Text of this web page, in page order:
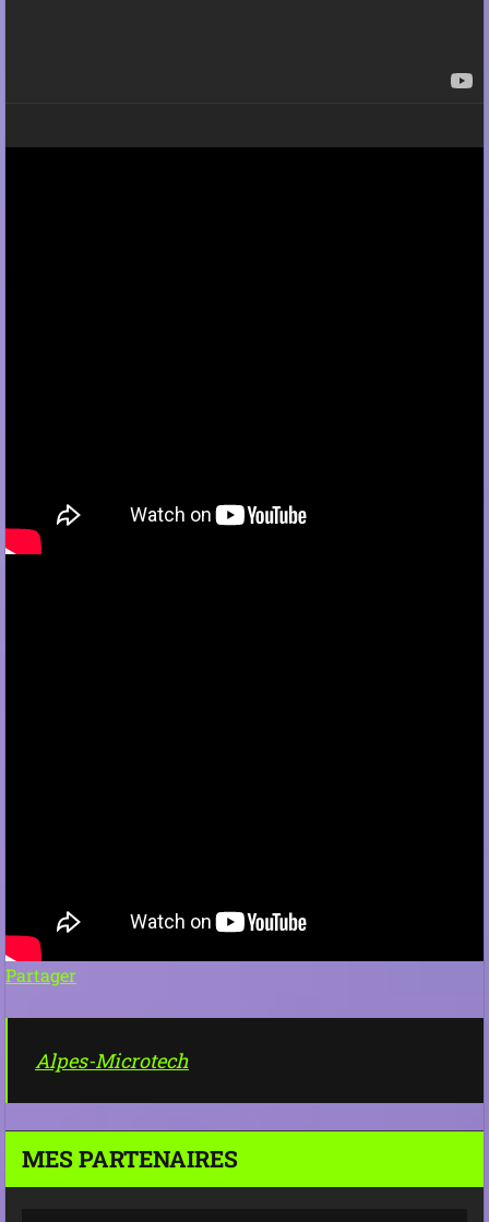
Partager
Alpes-Microtech
MES PARTENAIRES